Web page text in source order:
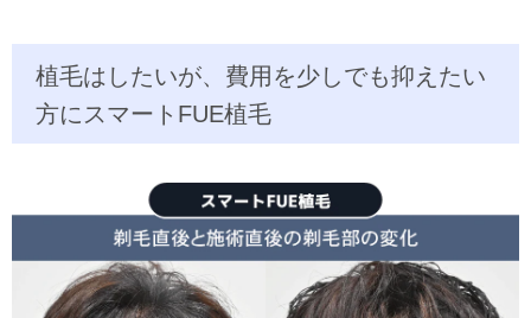
植毛はしたいが、費用を少しでも抑えたい
方にスマートFUE植毛